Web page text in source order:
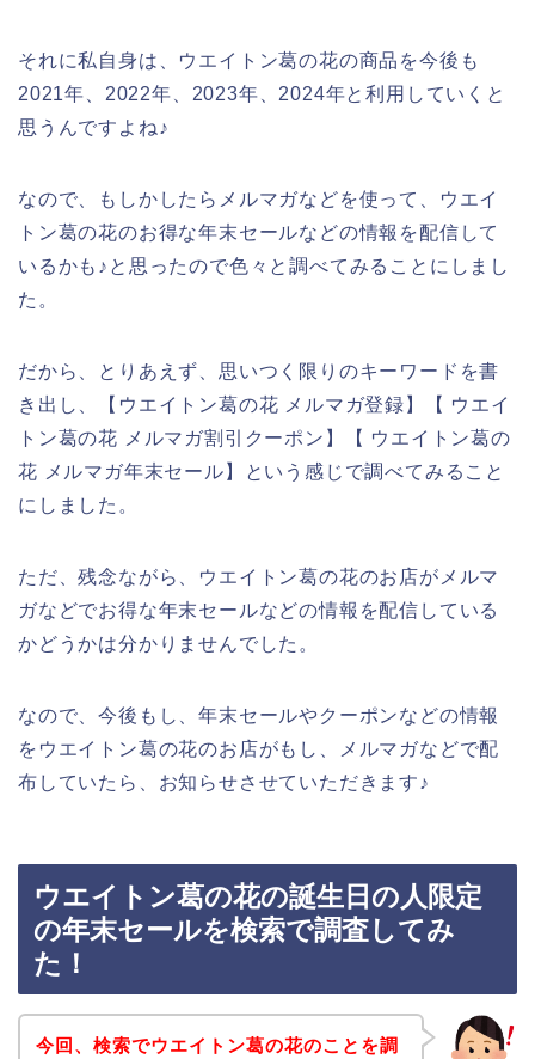
それに私自身は、ウエイトン葛の花の商品を今後も
2021年、2022年、2023年、2024年と利用していくと
思うんですよね♪
なので、もしかしたらメルマガなどを使って、ウエイ
トン葛の花のお得な年末セールなどの情報を配信して
いるかも♪と思ったので色々と調べてみることにしまし
た。
だから、とりあえず、思いつく限りのキーワードを書
き出し、【ウエイトン葛の花 メルマガ登録】【 ウエイ
トン葛の花 メルマガ割引クーポン】【 ウエイトン葛の
花 メルマガ年末セール】という感じで調べてみること
にしました。
ただ、残念ながら、ウエイトン葛の花のお店がメルマ
ガなどでお得な年末セールなどの情報を配信している
かどうかは分かりませんでした。
なので、今後もし、年末セールやクーポンなどの情報
をウエイトン葛の花のお店がもし、メルマガなどで配
布していたら、お知らせさせていただきます♪
ウエイトン葛の花の誕生日の人限定
の年末セールを検索で調査してみ
た！
今回、検索でウエイトン葛の花のことを調